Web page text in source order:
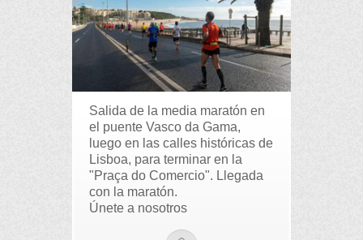
Salida de la media maratón en
el puente Vasco da Gama,
luego en las calles históricas de
Lisboa, para terminar en la
"Praça do Comercio". Llegada
con la maratón.
Únete a nosotros